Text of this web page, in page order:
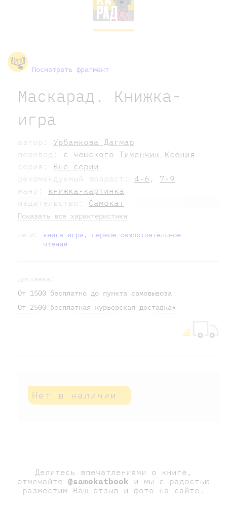
Посмотреть фрагмент
Маскарад. Книжка-
игра
автор: Урбанкова Дагмар
перевод: с чешского Тименчик Ксения
серия: Вне серии
рекомендуемый возраст: 4-6 , 7-9
жанр: книжка-картинка
издательство: Самокат
Показать все характеристики
теги: книга-игра, первое самостоятельное
чтение
доставка:
От 1500 бесплатно до пункта самовывоза
От 2500 бесплатная курьерская доставка*
Нет в наличии
Делитесь впечатлениями о книге,
отмечайте @samokatbook и мы с радостью
разместим Ваш отзыв и фото на сайте.